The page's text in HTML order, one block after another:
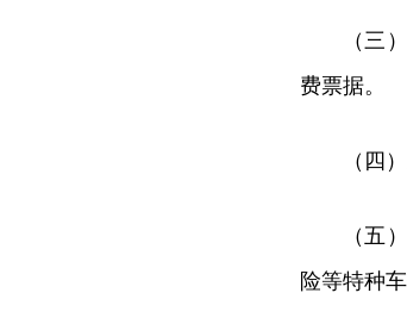
（三
费票据。
（四
（五
险等特种